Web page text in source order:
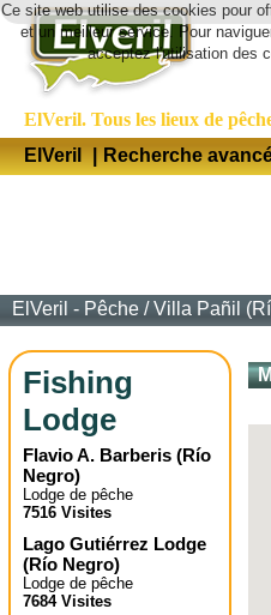
Ce site web utilise des cookies pour
et un meilleur service. Pour
acceptez l'utilisation des
ElVeril. Tous les lieux de
ElVeril
| Recherche
ElVeril - Pêche /Villa Pañil
Fishing
Lodge
Flavio A. Barberis (Río
Negro)
Lodge de pêche
7516 Visites
Lago Gutiérrez Lodge
(Río Negro)
Lodge de pêche
7684 Visites